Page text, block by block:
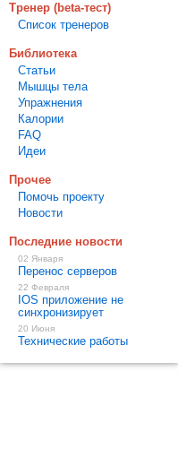
Тренер (beta-тест)
Список тренеров
Библиотека
Статьи
Мышцы тела
Упражнения
Калории
FAQ
Идеи
Прочее
Помочь проекту
Новости
Последние новости
02 Января
Перенос серверов
22 Февраля
IOS приложение не
синхронизирует
20 Июня
Технические работы